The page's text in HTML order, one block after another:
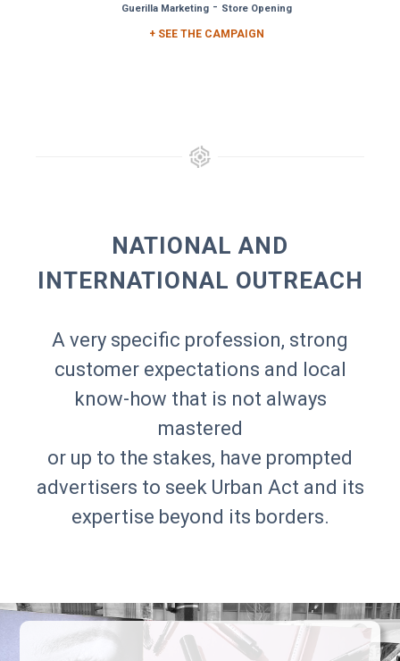
Guerilla Marketing - Store Opening
+ SEE THE CAMPAIGN
NATIONAL AND
INTERNATIONAL OUTREACH
A very specific profession, strong
customer expectations and local
know-how that is not always
mastered
or up to the stakes, have prompted
advertisers to seek Urban Act and its
expertise beyond its borders.